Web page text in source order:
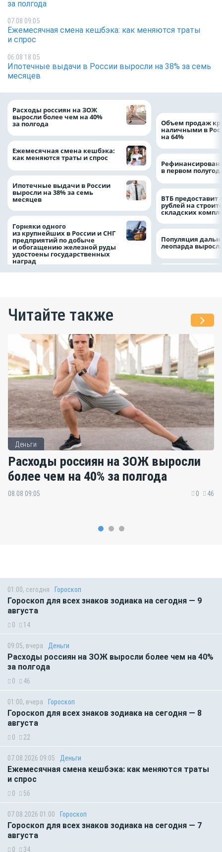
за полгода
07.08 09:05
Ежемесячная смена кешбэка: как меняются траты
и спрос
06.08 18:05
Ипотечные выдачи в России выросли на 38% за семь
месяцев
Расходы россиян на ЗОЖ
выросли более чем на 40%
за полгода
Ежемесячная смена кешбэка:
как меняются траты и спрос
Ипотечные выдачи в России
выросли на 38% за семь
месяцев
Горняки одного
из крупнейших в России и СНГ
предприятий по добыче
и обогащению железной руды
удостоены государственных
наград
Объем продаж
наличными в
на 64%
в первом
ВТБ предоставит
рублей на
складских
Популяция
леопарда
Читайте также
Деньги
Расходы россиян на ЗОЖ выросли
более чем на 40% за полгода
08.08 09:05 0 46
01:00, сегодня Гороскоп
Гороскоп для всех знаков зодиака на сегодня — 9
августа
0 14
09:05, вчера Деньги
Расходы россиян на ЗОЖ выросли более чем на 40%
за полгода
0 46
01:00, вчера Гороскоп
Гороскоп для всех знаков зодиака на сегодня — 8
августа
0 22
07.08.2026 09:05 Деньги
Ежемесячная смена кешбэка: как меняются траты
и спрос
0 56
07.08.2026 01:00 Гороскоп
Гороскоп для всех знаков зодиака на сегодня — 7
августа
0 34